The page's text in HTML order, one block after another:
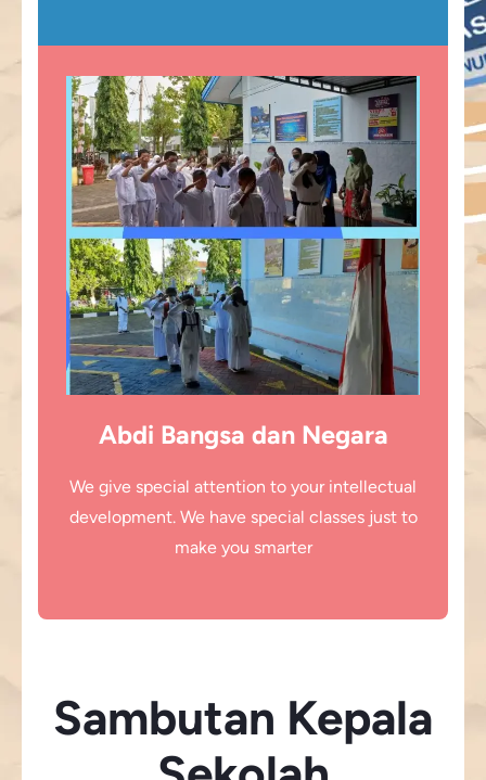
Abdi Bangsa dan Negara
We give special attention to your intellectual
development. We have special classes just to
make you smarter
Sambutan Kepala